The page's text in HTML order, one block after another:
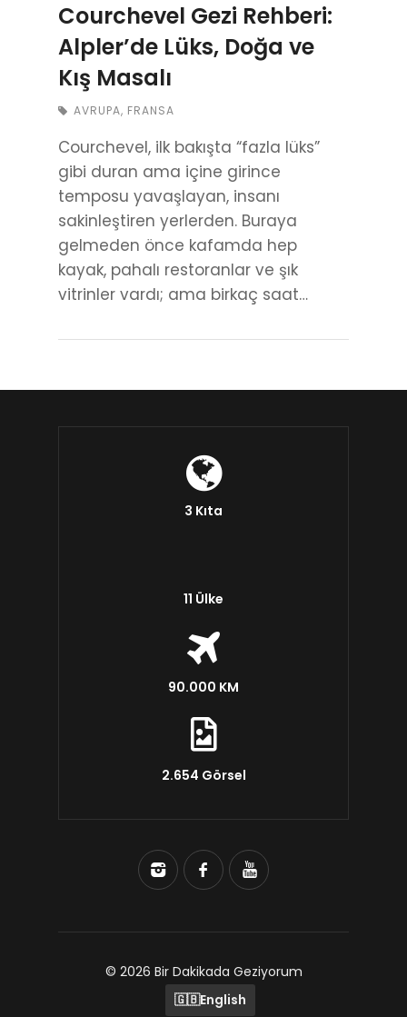
Courchevel Gezi Rehberi:
Alpler’de Lüks, Doğa ve
Kış Masalı
AVRUPA, FRANSA
Courchevel, ilk bakışta “fazla lüks”
gibi duran ama içine girince
temposu yavaşlayan, insanı
sakinleştiren yerlerden. Buraya
gelmeden önce kafamda hep
kayak, pahalı restoranlar ve şık
vitrinler vardı; ama birkaç saat…
3 Kıta
11 Ülke
90.000 KM
2.654 Görsel
© 2026 Bir Dakikada Geziyorum
🇬🇧English